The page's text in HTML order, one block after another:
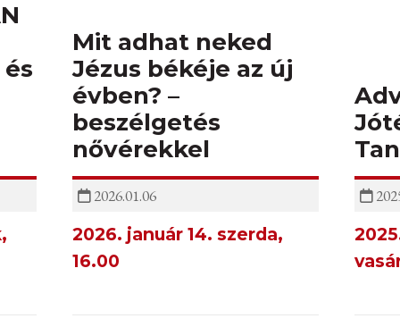
Mit adhat neked
Jézus békéje az új
évben? –
beszélgetés
nővérekkel
2026.01.06
2026. január 14. szerda,
16.00